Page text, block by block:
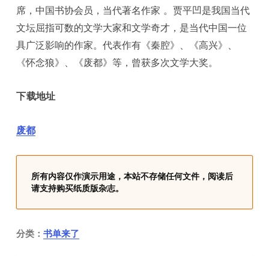
席，中国书协会员，当代著名作家 。贾平凹是我国当代
文坛屈指可数的文学大家和文学奇才，是当代中国一位
具广泛影响的作家。代表作有《秦腔》、《高兴》、
《怀念狼》、《废都》等，曾获多次文学大奖。
下载地址
废都
所有内容仅作演示用途，本站不存储任何文件，阅读后
请支持购买纸质版杂志。
分类：书单来了